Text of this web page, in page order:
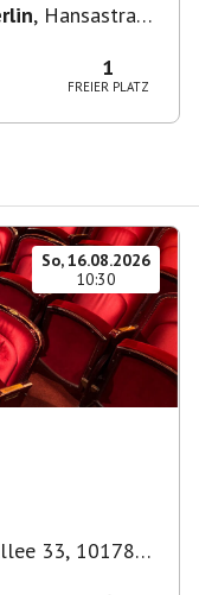
, Hansastraße
1
FREIER PLATZ
So, 16.08.2026
10:30
33, 10178